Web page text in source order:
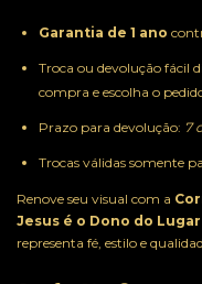
Garantia de 1 ano
Troca ou devolução fácil
compra e escolha o
Prazo para devolução: 7
Trocas válidas somente
Renove seu visual com a
Jesus é o Dono do
representa fé, estilo e